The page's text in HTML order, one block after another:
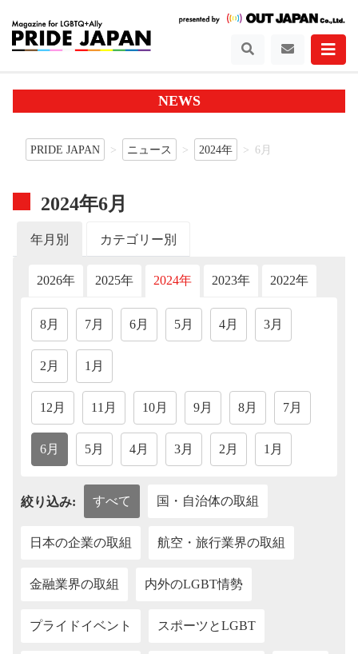
NEWS
PRIDE JAPAN ニュース 2024年 6月
2024年6月
年月別 カテゴリー別
2026年 2025年 2024年 2023年 2022年
8月 7月 6月 5月 4月 3月
2月 1月
12月 11月 10月 9月 8月 7月
6月 5月 4月 3月 2月 1月
絞り込み: すべて 国・自治体の取組
日本の企業の取組 航空・旅行業界の取組
金融業界の取組 内外のLGBT情勢
プライドイベント スポーツとLGBT